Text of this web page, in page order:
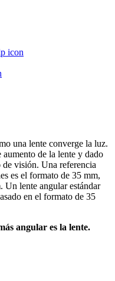
una lente converge la luz.
aumento de la lente y dado
de visión. Una referencia
es el formato de 35 mm,
Un lente angular estándar
en el formato de 35
angular es la lente.